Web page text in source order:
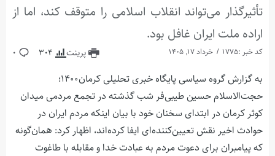
تأثیرگذار می‌تواند انقلاب اسلامی را متوقف کند، اما از
اراده ملت ایران غافل بود.
کد خبر :1775 خرداد 17, 1405 پرینت 304
0
به گزارش گروه سیاسی پایگاه خبری تحلیلی کرمان۱۴۰۰؛
حجت‌الاسلام حسین طیبی‌فر شب گذشته در تجمع مردمی میدان
کوثر کرمان در ابتدای سخنان خود با بیان اینکه مردم ایران در
حوادث اخیر نقش تعیین‌کننده‌ای ایفا کرده‌اند، اظهار کرد: همان‌گونه
که پیامبران برای دعوت مردم به عبادت خدا و مقابله با طاغوت